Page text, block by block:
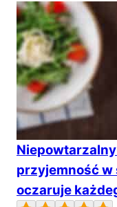
Niepowtarzalny
przyjemność w
oczaruje